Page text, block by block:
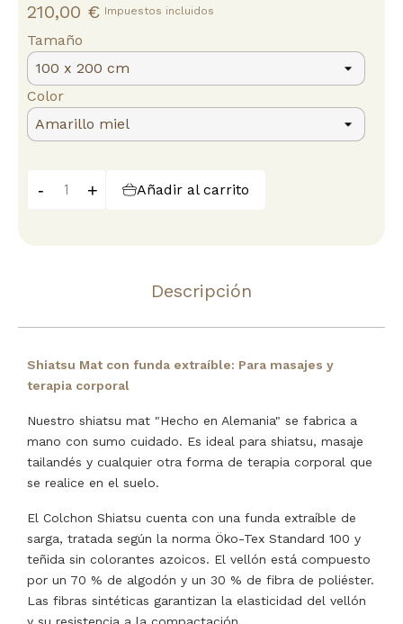
210,00 € Impuestos incluidos
Tamaño
Color
- + Añadir al carrito
Descripción
Shiatsu Mat con funda extraíble: Para masajes y
terapia corporal
Nuestro shiatsu mat "Hecho en Alemania" se fabrica a
mano con sumo cuidado. Es ideal para shiatsu, masaje
tailandés y cualquier otra forma de terapia corporal que
se realice en el suelo.
El Colchon Shiatsu cuenta con una funda extraíble de
sarga, tratada según la norma Öko-Tex Standard 100 y
teñida sin colorantes azoicos. El vellón está compuesto
por un 70 % de algodón y un 30 % de fibra de poliéster.
Las fibras sintéticas garantizan la elasticidad del vellón